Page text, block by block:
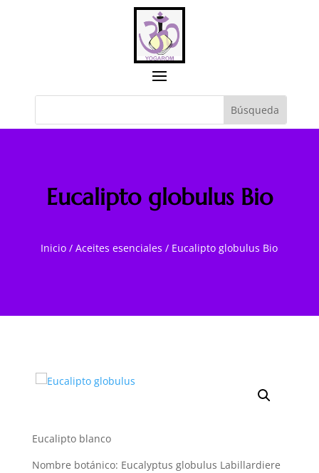
Eucalipto globulus Bio
Inicio /Aceites esenciales / Eucalipto globulus Bio
Eucalipto blanco
Nombre botánico: Eucalyptus globulus Labillardiere